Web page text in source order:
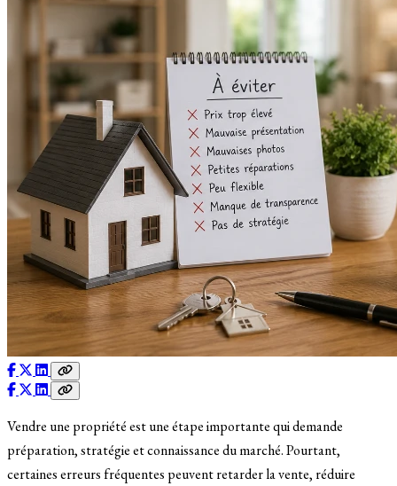
Vendre une propriété est une étape importante qui demande
préparation, stratégie et connaissance du marché. Pourtant,
certaines erreurs fréquentes peuvent retarder la vente, réduire